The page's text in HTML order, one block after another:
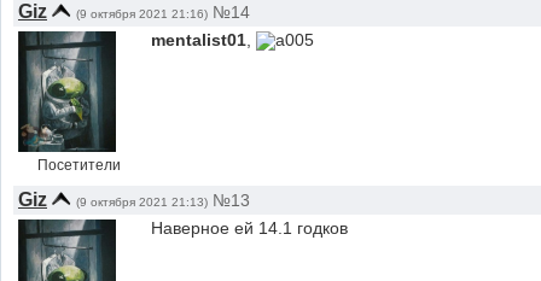
Giz (9 октября 2021 21:16) №14
Посетители
mentalist01
Giz (9 октября 2021 21:13) №13
Наверное ей 14.1 годков